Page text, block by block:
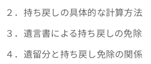
２．持ち戻しの具体的な計算方法
３．遺言書による持ち戻しの免除
４．遺留分と持ち戻し免除の関係